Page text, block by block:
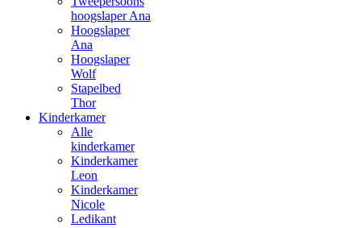
hoogslaper Ana
Hoogslaper
Ana
Hoogslaper
Wolf
Stapelbed
Thor
Kinderkamer
Alle
kinderkamer
Kinderkamer
Leon
Kinderkamer
Nicole
Ledikant